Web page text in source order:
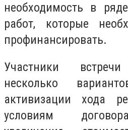
необходимость в
работ, которые
профинансировать.
Участники
несколько
активизации хода
условиям